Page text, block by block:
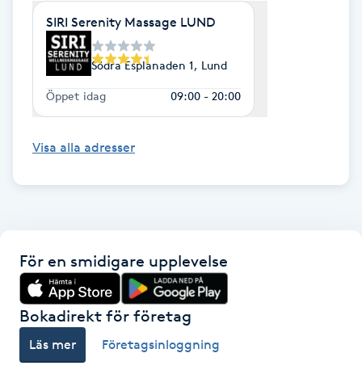
Hatha Yoga
Headspa
Healing
Hollywood Peel
Hot Stone Massage
Hot yoga
SIRI Serenity Massage LUND
Södra Esplanaden 1, Lund
Öppet idag 09:00 - 20:00
Visa alla adresser
För en smidigare upplevelse
Bokadirekt för företag
Läs mer Företagsinloggning